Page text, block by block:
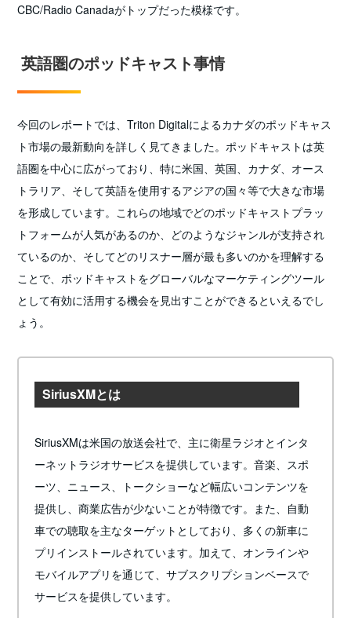
CBC/Radio Canadaがトップだった模様です。
英語圏のポッドキャスト事情
今回のレポートでは、Triton Digitalによるカナダのポッドキャス
ト市場の最新動向を詳しく見てきました。ポッドキャストは英
語圏を中心に広がっており、特に米国、英国、カナダ、オース
トラリア、そして英語を使用するアジアの国々等で大きな市場
を形成しています。これらの地域でどのポッドキャストプラッ
トフォームが人気があるのか、どのようなジャンルが支持され
ているのか、そしてどのリスナー層が最も多いのかを理解する
ことで、ポッドキャストをグローバルなマーケティングツール
として有効に活用する機会を見出すことができるといえるでし
ょう。
SiriusXMとは
SiriusXMは米国の放送会社で、主に衛星ラジオとインタ
ーネットラジオサービスを提供しています。音楽、スポ
ーツ、ニュース、トークショーなど幅広いコンテンツを
提供し、商業広告が少ないことが特徴です。また、自動
車での聴取を主なターゲットとしており、多くの新車に
プリインストールされています。加えて、オンラインや
モバイルアプリを通じて、サブスクリプションベースで
サービスを提供しています。